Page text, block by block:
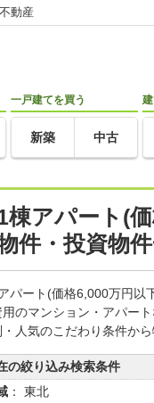
動産
一戸建てを買う
新築 中古
棟アパート(
件・投資物
パート(価格6,000万円以
用のマンション・アパー
人気のこだわり条件か
の絞り込み検索条件
： 東北